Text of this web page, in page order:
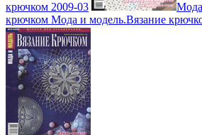
крючком 2009-03
крючком Мода и модель.Вязание